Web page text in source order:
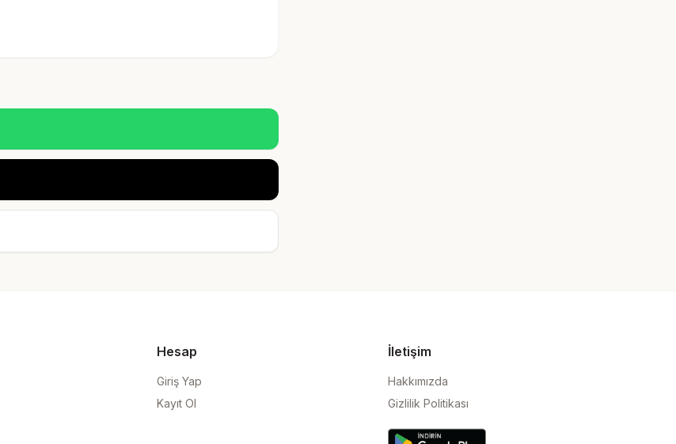
Hesap
Giriş Yap
Kayıt Ol
İletişim
Hakkımızda
Gizlilik Politikası